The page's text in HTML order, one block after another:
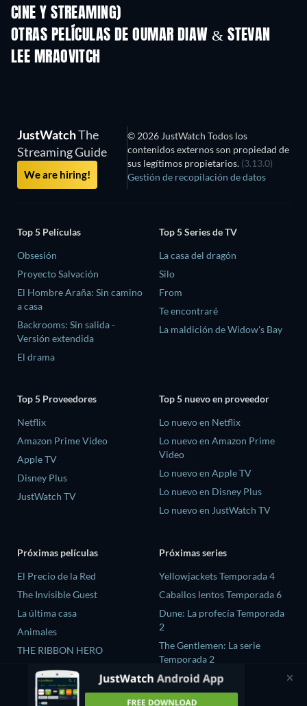
CINE Y STREAMING)
OTRAS PELÍCULAS DE OUMAR DIAW & STEVAN
LEE MRAOVITCH
JustWatchThe
Streaming Guide
We are hiring!
© 2026 JustWatch Todos los
contenidos externos son propiedad de
sus legítimos propietarios. (3.13.0)
Gestión de recopilación de datos
Top 5 Películas
Obsesión
Proyecto Salvación
El Hombre Araña: Sin camino
a casa
Backrooms: Sin salida -
Versión extendida
El drama
Top 5 Series de TV
La casa del dragón
Silo
From
Te encontraré
La maldición de Widow's Bay
Top 5 Proveedores
Netflix
Amazon Prime Video
Apple TV
Disney Plus
JustWatch TV
Top 5 nuevo en proveedor
Lo nuevo en Netflix
Lo nuevo en Amazon Prime
Video
Lo nuevo en Apple TV
Lo nuevo en Disney Plus
Lo nuevo en JustWatch TV
Próximas películas
El Precio de la Red
The Invisible Guest
La última casa
Animales
THE RIBBON HERO
Próximas series
Yellowjackets Temporada 4
Caballos lentos Temporada 6
Dune: La profecía Temporada
2
The Gentlemen: La serie
Temporada 2
El amor es ciego: Reino Unido
Temporada 3